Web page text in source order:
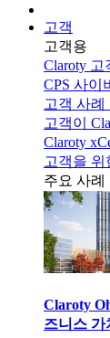
고객
고객용
Claroty 고
CPS 사이
고객 사례
고객이
Claroty
고객을 위
주요 사례
Claroty
즈니스 가